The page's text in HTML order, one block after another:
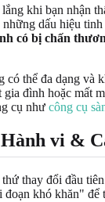
khi bạn
dấu hiệu
có bị chấn
thể đa dạng
đình hoặc
cụ như công cụ
vi &
thay đổi đầu
khó khăn" để